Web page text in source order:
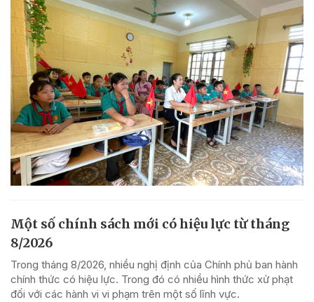
Một số chính sách mới có hiệu lực từ tháng
8/2026
Trong tháng 8/2026, nhiều nghị định của Chính phủ ban hành
chính thức có hiệu lực. Trong đó có nhiều hình thức xử phạt
đối với các hành vi vi phạm trên một số lĩnh vực.